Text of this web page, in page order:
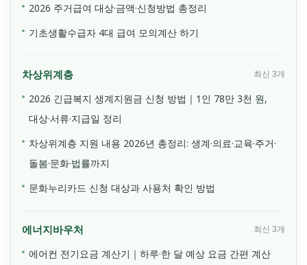
2026 주거급여 대상·금액·신청방법 총정리
기초생활수급자 4대 급여 모의계산 하기
차상위계층 최신 3개
2026 긴급복지 생계지원금 신청 방법｜1인 78만 3천 원,
대상·서류·지급일 정리
차상위계층 지원 내용 2026년 총정리: 생계·의료·교육·주거·
돌봄·문화·법률까지
문화누리카드 신청 대상과 사용처 확인 방법
에너지바우처 최신 3개
에어컨 전기요금 계산기｜하루·한 달 예상 요금 간편 계산